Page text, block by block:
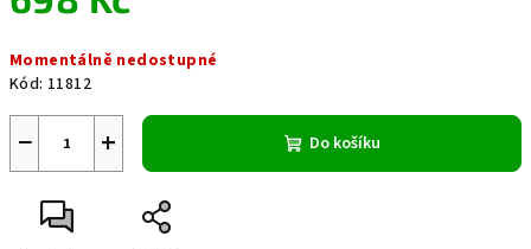
cena:
Momentálně nedostupné
Kód: 11812
+
− Do košíku